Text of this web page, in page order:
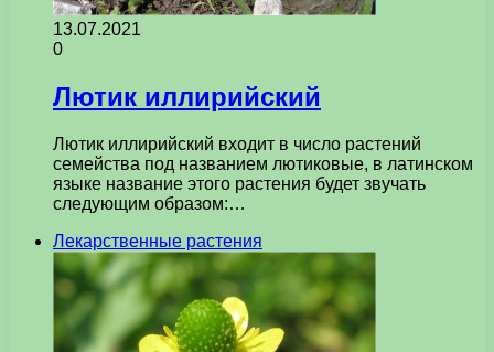
13.07.2021
0
Лютик иллирийский
Лютик иллирийский входит в число растений
семейства под названием лютиковые, в латинском
языке название этого растения будет звучать
следующим образом:…
Лекарственные растения